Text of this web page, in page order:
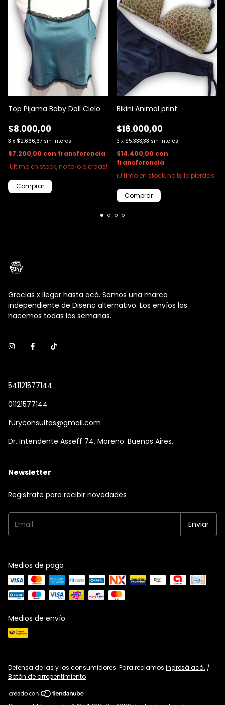
Top Pijama Baby Doll Cielo
$8.000,00
3 x $2.666,67 sin interés
$7.200,00 con transferencia
¡Ultimo en stock, no te lo pierdas!
Comprar
Bikini Animal print
$16.000,00
3 x $5.333,33 sin interés
$14.400,00 con
transferencia
¡Ultimo en stock, no te lo pierdas!
Gracias x llegar hasta acá. Somos una marca
independiente de Diseño alternativo. Los envíos los
hacemos todas las semanas.
541121577144
01121577144
furyconsultas@gmail.com
Dr. Intendente Asseff 74, Moreno. Buenos Aires.
Newsletter
Registrate para recibir novedades
Medios de pago
Medios de envío
Defensa de las y los consumidores. Para reclamos ingresá acá. /
Botón de arrepentimiento